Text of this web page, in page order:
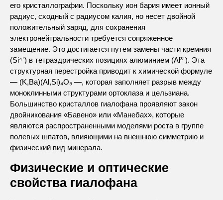
его кристаллографии. Поскольку ион бария имеет ионный
радиус, сходный с радиусом калия, но несет двойной
положительный заряд, для сохранения
электронейтральности требуется сопряженное
замещение. Это достигается путем замены части кремния
(Si⁴⁺) в тетраэдрических позициях алюминием (Al³⁺). Эта
структурная перестройка приводит к химической формуле
— (K,Ba)(Al,Si)₄O₈ —, которая заполняет разрыв между
моноклинными структурами ортоклаза и цельзиана.
Большинство кристаллов гиалофана проявляют закон
двойникования «Бавено» или «Манебах», которые
являются распространенными моделями роста в группе
полевых шпатов, влияющими на внешнюю симметрию и
физический вид минерала.
Физические и оптические
свойства гиалофана